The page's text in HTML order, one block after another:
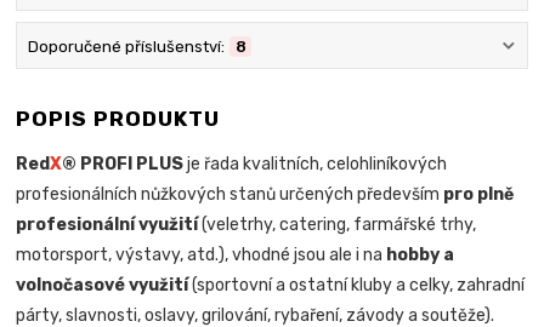
Doporučené příslušenství: 8
POPIS PRODUKTU
RedX® PROFI PLUSje řada kvalitních, celohliníkových
profesionálních nůžkových stanů určených především pro plně
profesionální využití(veletrhy, catering, farmářské trhy,
motorsport, výstavy, atd.), vhodné jsou ale i na hobby a
volnočasové využití(sportovní a ostatní kluby a celky, zahradní
párty, slavnosti, oslavy, grilování, rybaření, závody a soutěže).